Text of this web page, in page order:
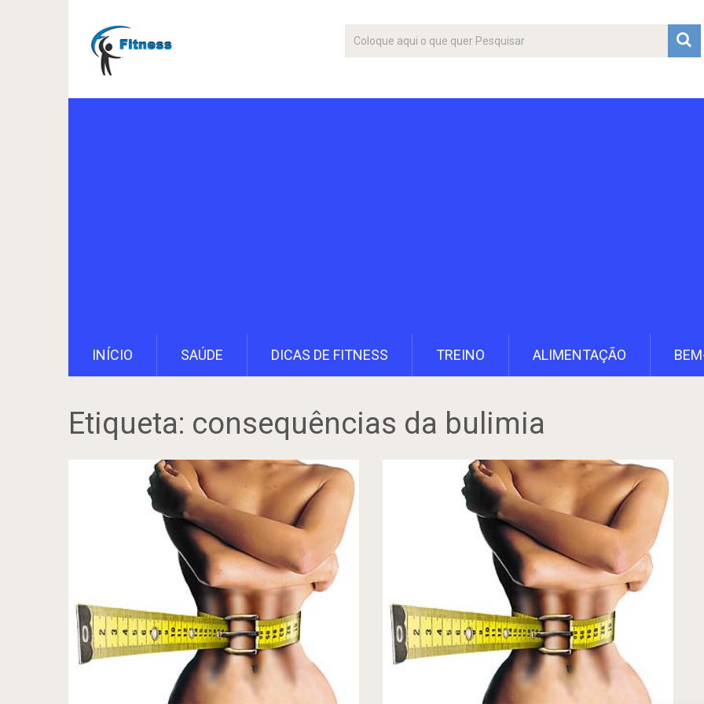
INÍCIO SAÚDE DICAS DE FITNESS TREINO ALIMENTAÇÃO
Etiqueta: consequências da bulimia